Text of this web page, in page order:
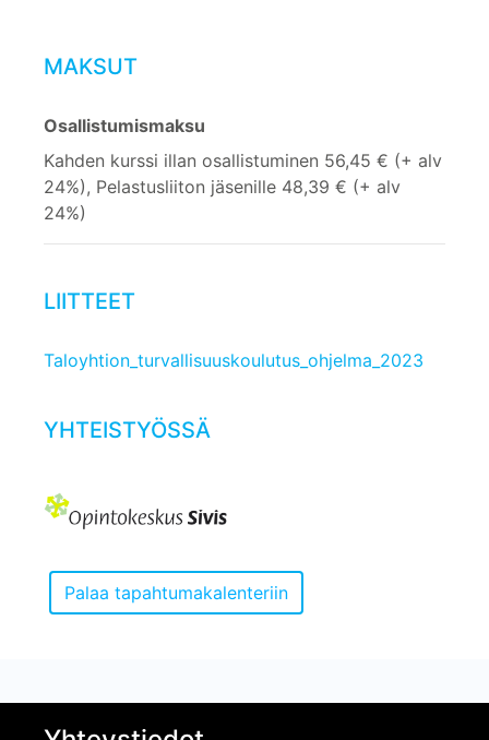
MAKSUT
Osallistumismaksu
Kahden kurssi illan osallistuminen 56,45 € (+ alv
24%), Pelastusliiton jäsenille 48,39 € (+ alv
24%)
LIITTEET
Taloyhtion_turvallisuuskoulutus_ohjelma_2023
YHTEISTYÖSSÄ